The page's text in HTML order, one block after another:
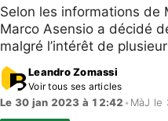
Selon les informations de
Marco Asensio a décidé
malgré l’intérêt de
Leandro Zomassi
Voir tous ses articles
Le 30 jan 2023 à 12:42 • MàJ le